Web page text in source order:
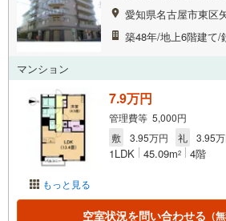
愛知県名古屋市東区
築48年/地上6階建て/
マンション
もっと見る
7.9万円
管理費等 5,000円
敷
3.95万円 礼 3.95
1LDK 45.09m2 4階
空室状況を問い合わせる （